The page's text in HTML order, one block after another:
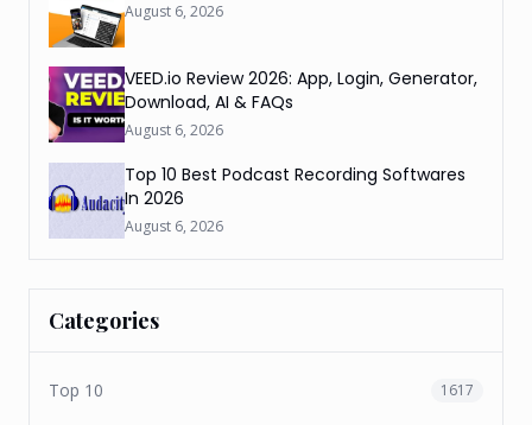
August 6, 2026
VEED.io Review 2026: App, Login, Generator,
Download, AI & FAQs
August 6, 2026
Top 10 Best Podcast Recording Softwares
In 2026
August 6, 2026
Categories
Top 10 1617